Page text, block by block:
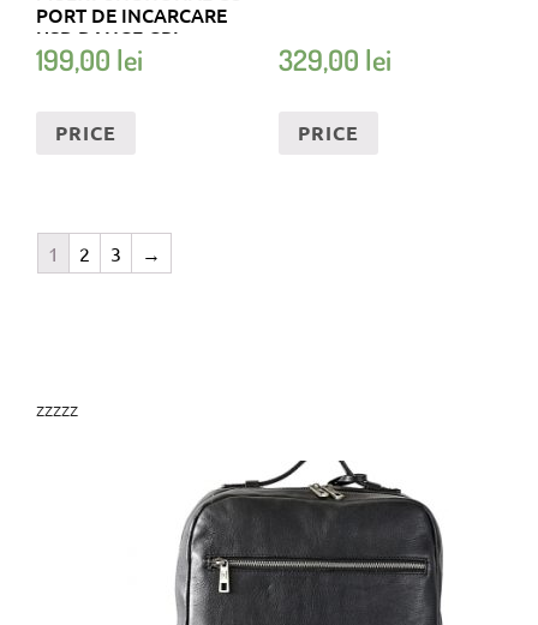
PORT DE INCARCARE
USB BANGE GRI
199,00 lei
PRICE
329,00 lei
PRICE
1 2 3 →
zzzzz